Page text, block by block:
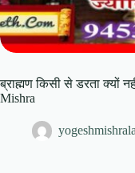
ब्राह्मण किसी से डरता क्यों
Mishra